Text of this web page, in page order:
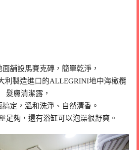
舖設馬賽克磚，簡單乾淨，
利製造進口的ALLEGRINI地中海橄欖
髮膚清潔露，
定，溫和洗淨、自然清香。
足夠，還有浴缸可以泡澡很舒爽。